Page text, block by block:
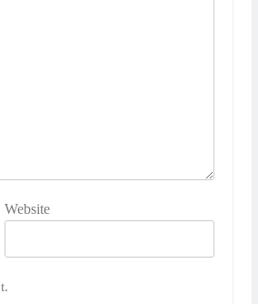
Website